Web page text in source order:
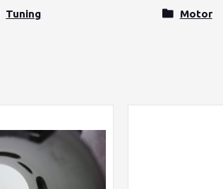
Tuning Motor